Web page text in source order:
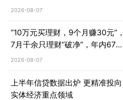
访机构配置意愿增强
2026-08-07
“10万元买理财，9个月赚30元”，
7月千余只理财“破净”，年内67只
理财募集失败
2026-08-07
上半年信贷数据出炉 更精准投向
实体经济重点领域